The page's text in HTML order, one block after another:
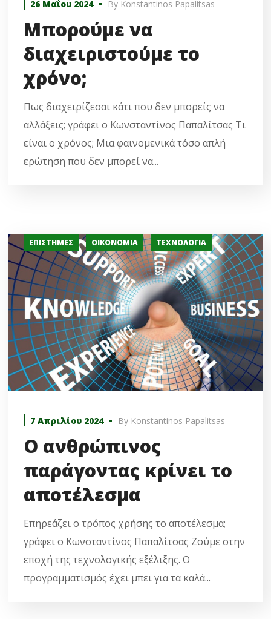
26 Μαΐου 2024 By Konstantinos Papalitsas
Μπορούμε να
διαχειριστούμε το
χρόνο;
Πως διαχειρίζεσαι κάτι που δεν μπορείς να
αλλάξεις; γράφει ο Κωνσταντίνος Παπαλίτσας Τι
είναι ο χρόνος; Μια φαινομενικά τόσο απλή
ερώτηση που δεν μπορεί να...
ΕΠΙΣΤΉΜΕΣ ΟΙΚΟΝΟΜΊΑ ΤΕΧΝΟΛΟΓΊΑ
7 Απριλίου 2024 By Konstantinos Papalitsas
Ο ανθρώπινος
παράγοντας κρίνει το
αποτέλεσμα
Επηρεάζει ο τρόπος χρήσης το αποτέλεσμα;
γράφει ο Κωνσταντίνος Παπαλίτσας Ζούμε στην
εποχή της τεχνολογικής εξέλιξης. Ο
προγραμματισμός έχει μπει για τα καλά...